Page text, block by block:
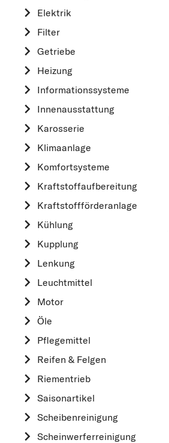
Elektrik
Filter
Getriebe
Heizung
Informationssysteme
Innenausstattung
Karosserie
Klimaanlage
Komfortsysteme
Kraftstoff­aufbereitung
Kraftstoff­förderanlage
Kühlung
Kupplung
Lenkung
Leuchtmittel
Motor
Öle
Pflegemittel
Reifen & Felgen
Riementrieb
Saisonartikel
Scheibenreinigung
Scheinwerferreinigung